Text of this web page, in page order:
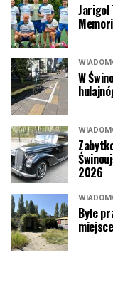
Jarigol
W
2026
Byłe